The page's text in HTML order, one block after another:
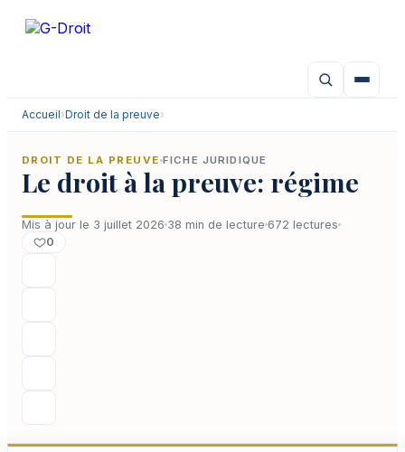
Accueil›Droit de la preuve›
DROIT DE LA PREUVE FICHE JURIDIQUE
Le droit à la preuve: régime
Mis à jour le 3 juillet 2026 38 min de lecture 672 lectures
0